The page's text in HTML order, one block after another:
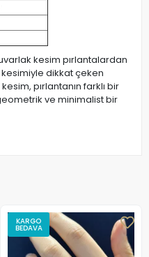
kesim pırlantalardan
dikkat çeken
pırlantanın farklı bir
ve minimalist bir
KARGO
BEDAVA